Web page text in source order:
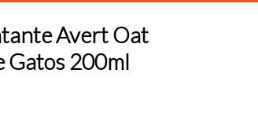
Avert Oat
Gatos 200ml